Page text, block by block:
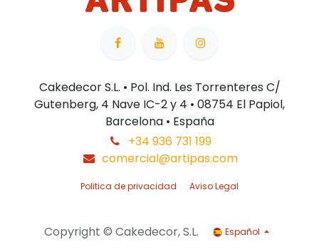
Cakedecor S.L. • Pol. Ind. Les Torrenteres C/
Gutenberg, 4 Nave IC-2 y 4 • 08754 El Papiol,
Barcelona • España
+34 936 731 199
comercial@artipas.com
Politica de privacidad Aviso Legal
Copyright © Cakedecor, S.L. Español